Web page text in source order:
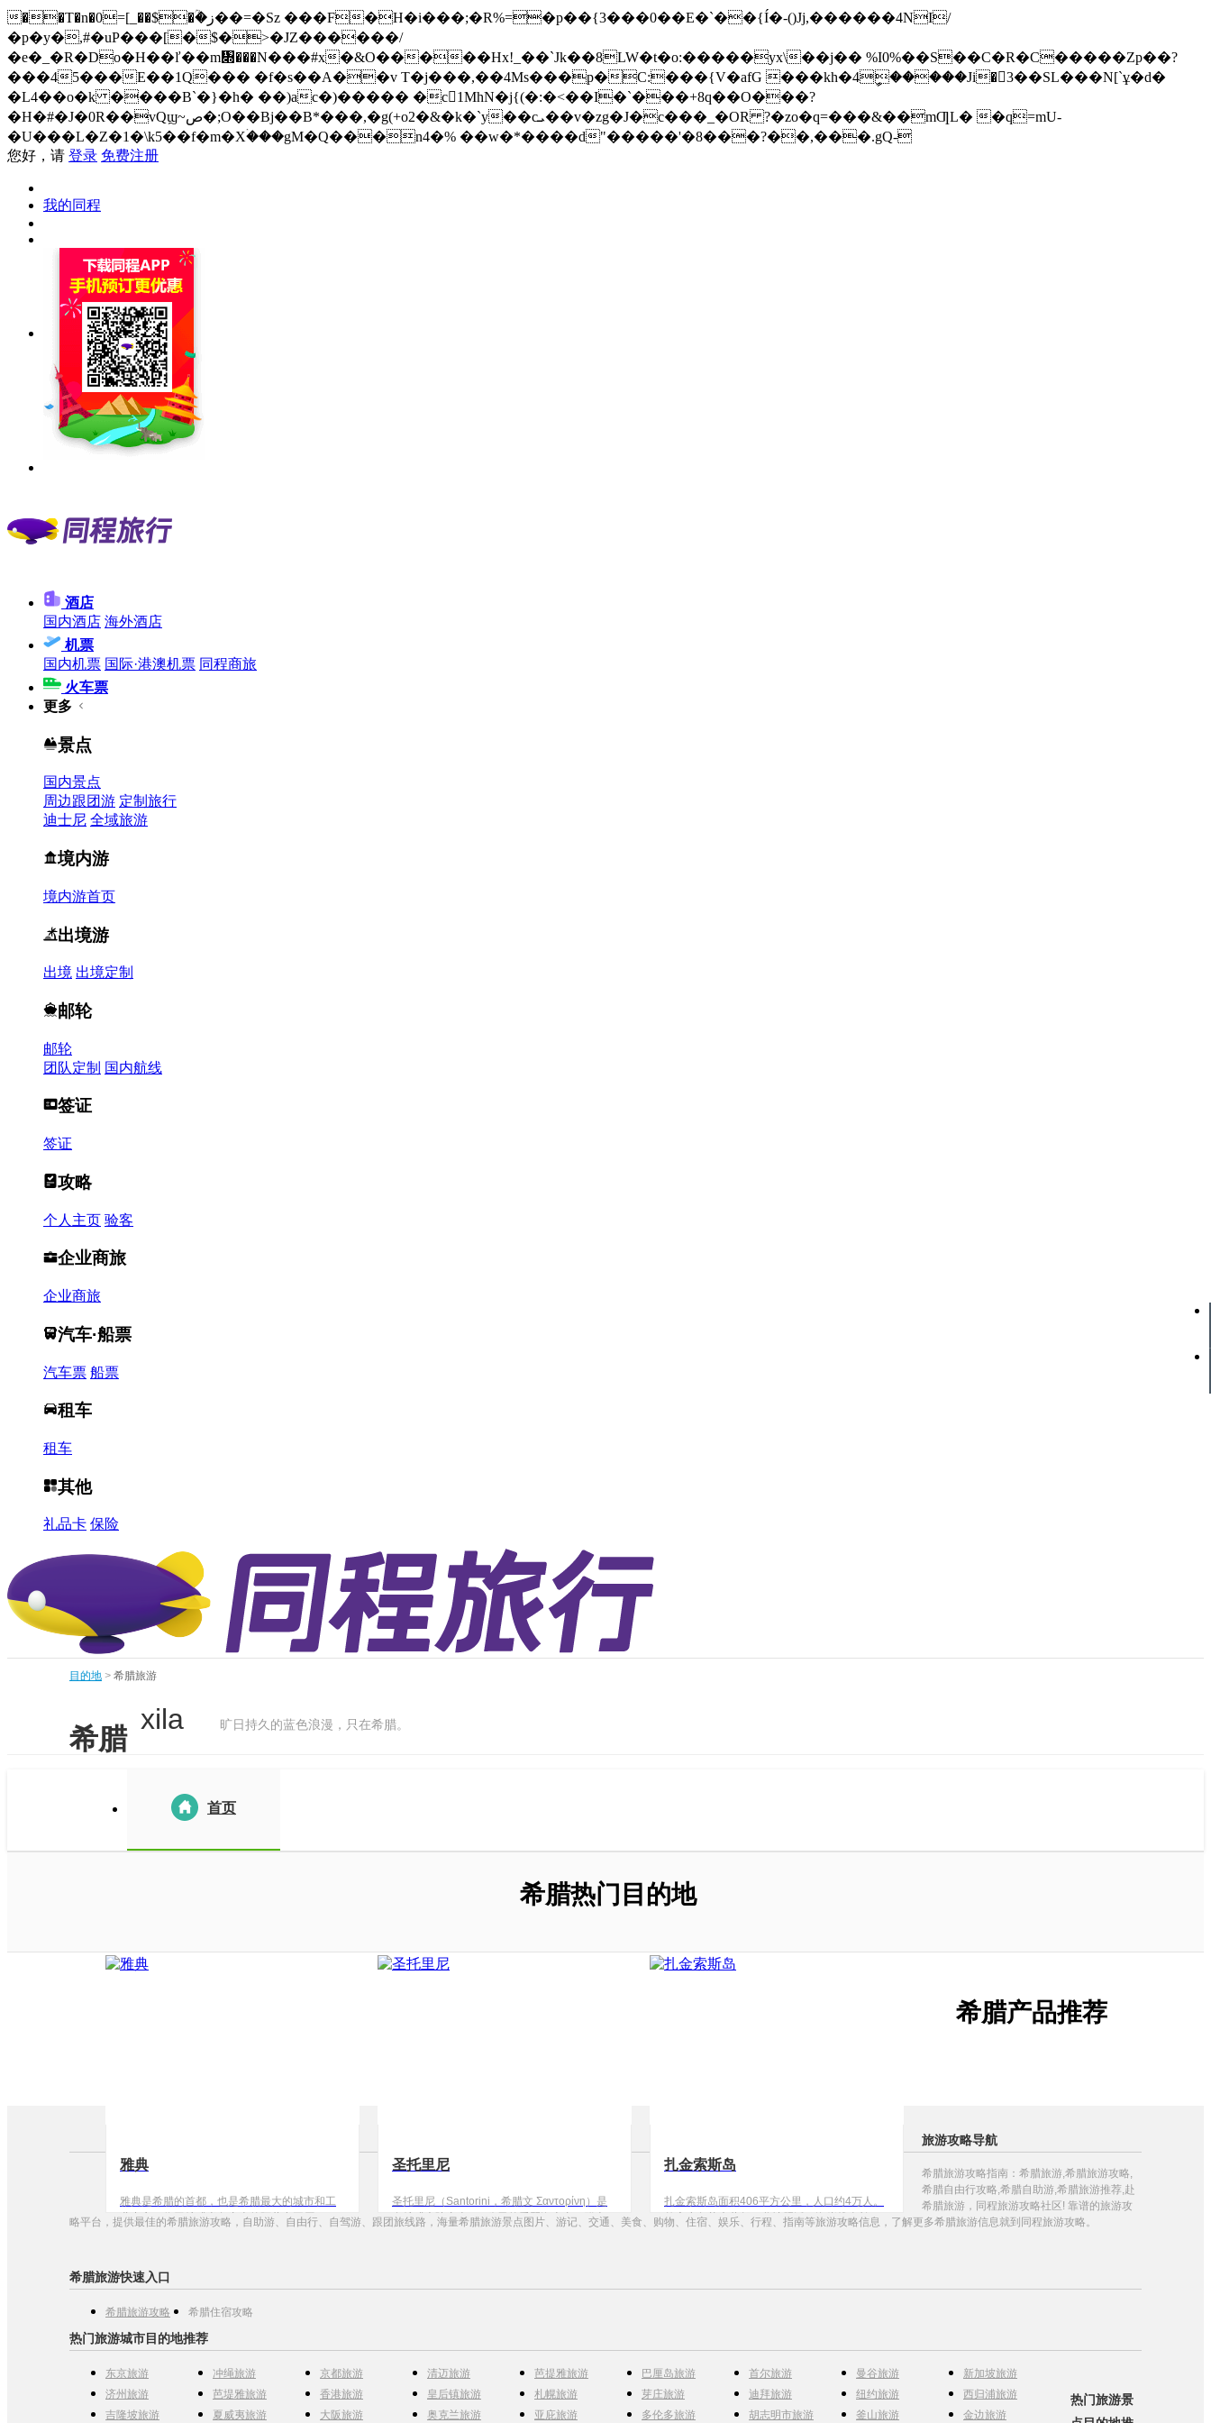
��T�n�0=[_��$�ؒ�ز��=�Sz ���F�H�i���;�R%=�p��{3���0��E�`��{Í�-()Jj,������4NI/
�p�y�,#�uP���[�$�>�JZ������/
�e�_�R�Do�H��ľ��m᧍���N���#x�&O�����Hx!_��`Jk��8LW�t�o:�����yx\��j�� %I0%��S��C�R�C�����Zp��?
���45���E��1Q��� �f�s��A��v T�j���,��4Ms���p�C:���{V�afG ���kh�4ީ�����Ji�3��SL���N[`ұ�d�
�L4��o�k ����B`�}�h� ��)ac�)����� �c1MhN�j{(�:�<��I�`���+8q��O���?
�H�#�J�0R��vQϣ~ص�;O��Bj��B*���,�g(+o2�&�k�`y��cܝ��v�zg�J�c���_�OR ?�zo�q=���&��mƢL� �q=mU-
�U���L�Z�1�\k5��f�m�Xۛ���gM�Q���n4�% ��w�*����d"�����'�8���?��,���.gQ-
您好，请 登录 免费注册
我的同程
酒店
国内酒店 海外酒店
机票
国内机票 国际·港澳机票 同程商旅
火车票
更多
景点
国内景点
周边跟团游 定制旅行
迪士尼 全域旅游
境内游
境内游首页
出境游
出境 出境定制
邮轮
邮轮
团队定制 国内航线
签证
签证
攻略
个人主页 验客
企业商旅
企业商旅
汽车·船票
汽车票 船票
租车
租车
其他
礼品卡 保险
目的地 > 希腊旅游
希腊
xila 旷日持久的蓝色浪漫，只在希腊。
首页
希腊热门目的地
雅典
雅典是希腊的首都，也是希腊最大的城市和工
业中心。位于希腊半岛东南的阿蒂卡平原。西
历史遗迹而著称，清新的空气、宜人的气候也
圣托里尼
圣托里尼（Santorini，希腊文 Σαντορίνη）是
在希腊大陆东南200公里的爱琴海上由一群火山
扎金索斯岛
扎金索斯岛面积406平方公里，人口约4万人。
整座小岛草木葱郁，谷地肥沃，海岸线全长123
希腊产品推荐
旅游攻略导航
希腊旅游攻略指南：希腊旅游,希腊旅游攻略,
希腊自由行攻略,希腊自助游,希腊旅游推荐,赴
希腊旅游，同程旅游攻略社区! 靠谱的旅游攻
略平台，提供最佳的希腊旅游攻略，自助游、自由行、自驾游、跟团旅线路，海量希腊旅游景点图片、游记、交通、美食、购物、住宿、娱乐、行程、指南等旅游攻略信息，了解更多希腊旅游信息就到同程旅游攻略。
希腊旅游快速入口
希腊旅游攻略 希腊住宿攻略
热门旅游城市目的地推荐
东京旅游 冲绳旅游 京都旅游 清迈旅游 芭提雅旅游 巴厘岛旅游 首尔旅游 曼谷旅游
新加坡旅游
济州旅游
芭堤雅旅游 香港旅游 皇后镇旅游 札幌旅游 芽庄旅游 迪拜旅游 纽约旅游
西归浦旅游
吉隆坡旅游
夏威夷旅游 大阪旅游 奥克兰旅游 亚庇旅游 多伦多旅游 胡志明市旅游 釜山旅游 金边旅游
热门旅游景